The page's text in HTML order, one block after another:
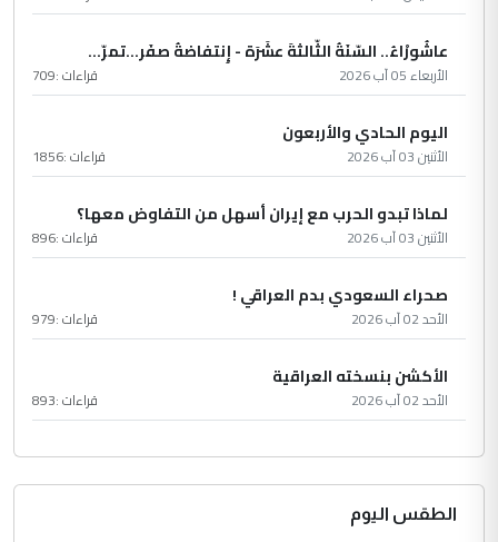
عاشُورْاءُ.. السّنَةُ الثّالثةَ عشَرَة - إِنتفاضةُ صفَر…تمرّ...
الأربعاء 05 آب 2026 قراءات :709
اليوم الحادي والأربعون
الأثنين 03 آب 2026 قراءات :1856
لماذا تبدو الحرب مع إيران أسهل من التفاوض معها؟
الأثنين 03 آب 2026 قراءات :896
صحراء السعودي بدم العراقي !
الأحد 02 آب 2026 قراءات :979
الأكشن بنسخته العراقية
الأحد 02 آب 2026 قراءات :893
الطقس اليوم